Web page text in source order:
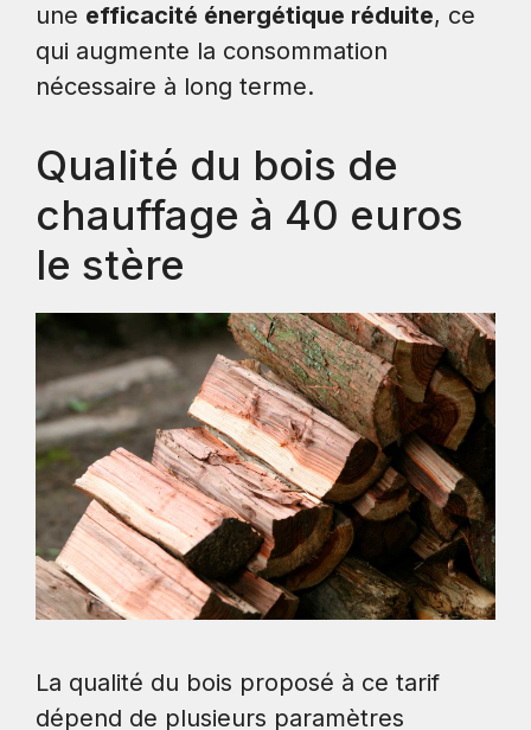
une efficacité énergétique réduite, ce
qui augmente la consommation
nécessaire à long terme.
Qualité du bois de
chauffage à 40 euros
le stère
La qualité du bois proposé à ce tarif
dépend de plusieurs paramètres